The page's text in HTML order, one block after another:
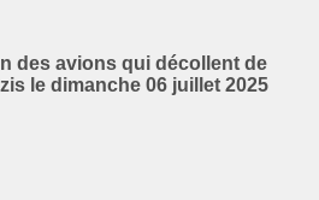
des avions qui décollent de
le dimanche 06 juillet 2025